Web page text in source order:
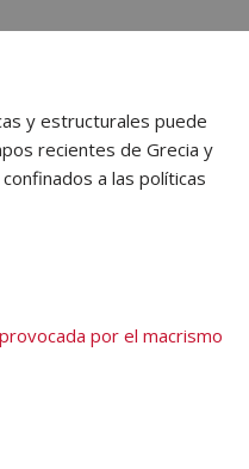
y estructurales puede
recientes de Grecia y
a las políticas
por el macrismo